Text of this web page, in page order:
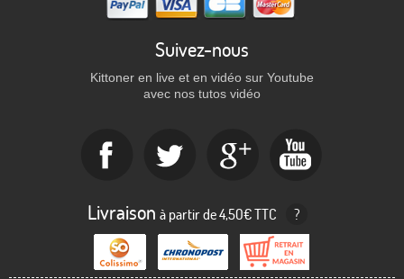
Suivez-nous
Kittoner en live et en vidéo sur Youtube
avec nos tutos vidéo
Livraison à partir de 4,50€ TTC ?